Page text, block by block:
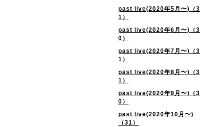
past live(2020年5月〜)（3
1）
past live(2020年6月〜)（3
0）
past live(2020年7月〜)（3
1）
past live(2020年8月〜)（3
1）
past live(2020年9月〜)（3
0）
past live(2020年10月〜)
（31）